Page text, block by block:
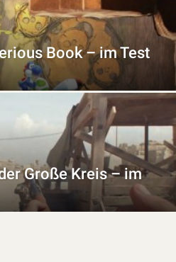
Book – im Test
Große Kreis – im